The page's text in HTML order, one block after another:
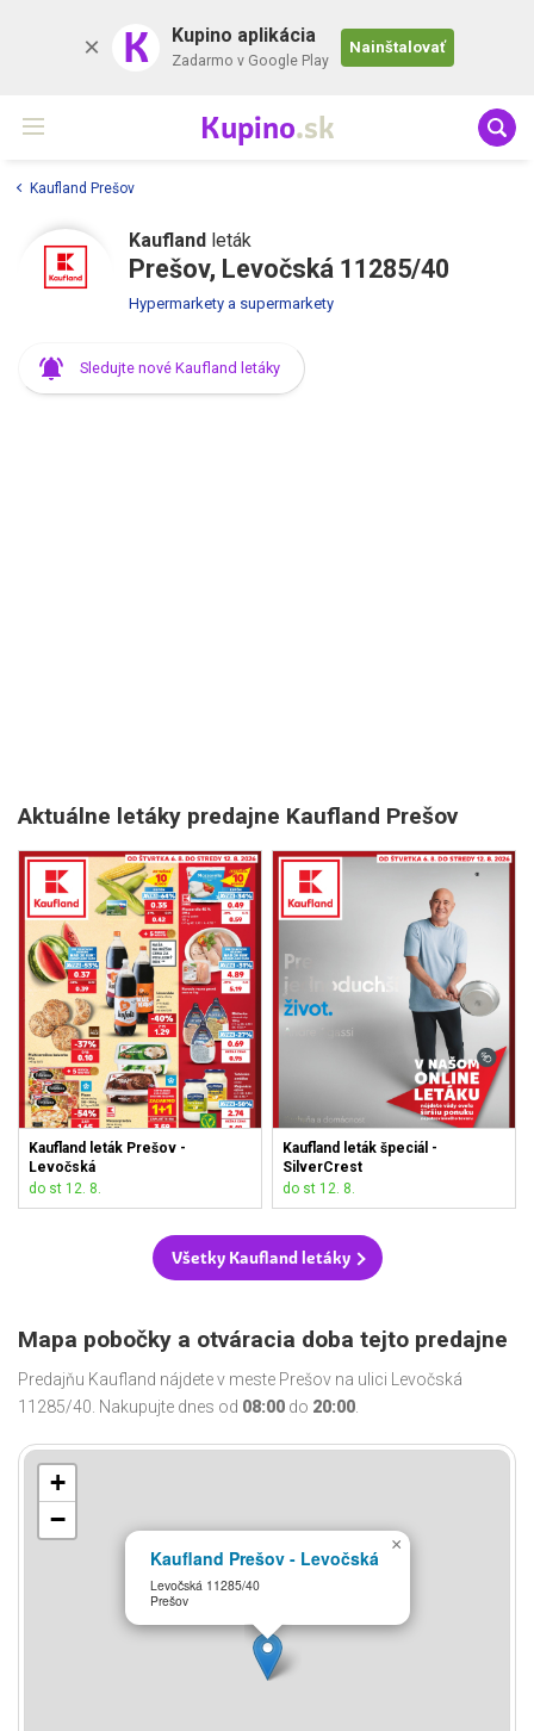
K Kupino aplikácia
Zadarmo v Google Play
Nainštalovať
Kupino.sk
Kaufland Prešov
Kaufland leták
Prešov, Levočská 11285/40
Hypermarkety a supermarkety
Sledujte nové Kaufland letáky
Aktuálne letáky predajne Kaufland Prešov
Kaufland leták Prešov -
Levočská
do st 12. 8.
Kaufland leták špeciál -
SilverCrest
do st 12. 8.
Všetky Kaufland letáky
Mapa pobočky a otváracia doba tejto predajne
Predajňu Kaufland nájdete v meste Prešov na ulici Levočská
11285/40. Nakupujte dnes od 08:00 do 20:00
Kaufland Prešov - Levočská
Levočská 11285/40
Prešov
×
+
−